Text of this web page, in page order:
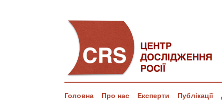
Головна Про нас Експерти Публікації